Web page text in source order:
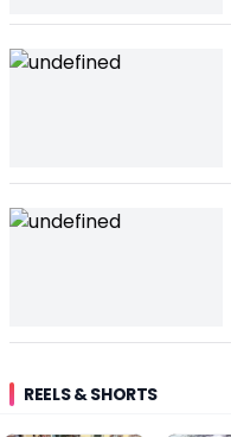
REELS & SHORTS